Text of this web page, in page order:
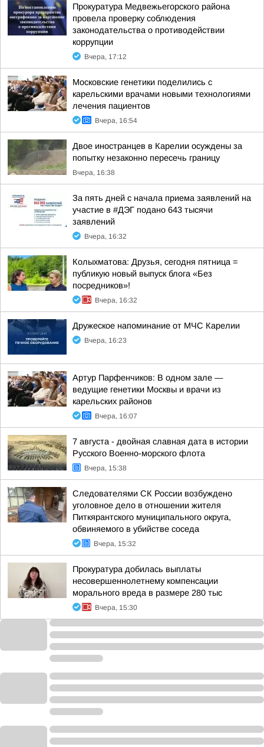
Прокуратура Медвежьегорского района
провела проверку соблюдения
законодательства о противодействии
коррупции
Вчера, 17:12
Московские генетики поделились с
карельскими врачами новыми технологиями
лечения пациентов
Вчера, 16:54
Двое иностранцев в Карелии осуждены за
попытку незаконно пересечь границу
Вчера, 16:38
За пять дней с начала приема заявлений на
участие в #ДЭГ подано 643 тысячи
заявлений
Вчера, 16:32
Колыхматова: Друзья, сегодня пятница =
публикую новый выпуск блога «Без
посредников»!
Вчера, 16:32
Дружеское напоминание от МЧС Карелии
Вчера, 16:23
Артур Парфенчиков: В одном зале —
ведущие генетики Москвы и врачи из
карельских районов
Вчера, 16:07
7 августа - двойная славная дата в истории
Русского Военно-морского флота
Вчера, 15:38
Следователями СК России возбуждено
уголовное дело в отношении жителя
Питкярантского муниципального округа,
обвиняемого в убийстве соседа
Вчера, 15:32
Прокуратура добилась выплаты
несовершеннолетнему компенсации
морального вреда в размере 280 тыс
Вчера, 15:30